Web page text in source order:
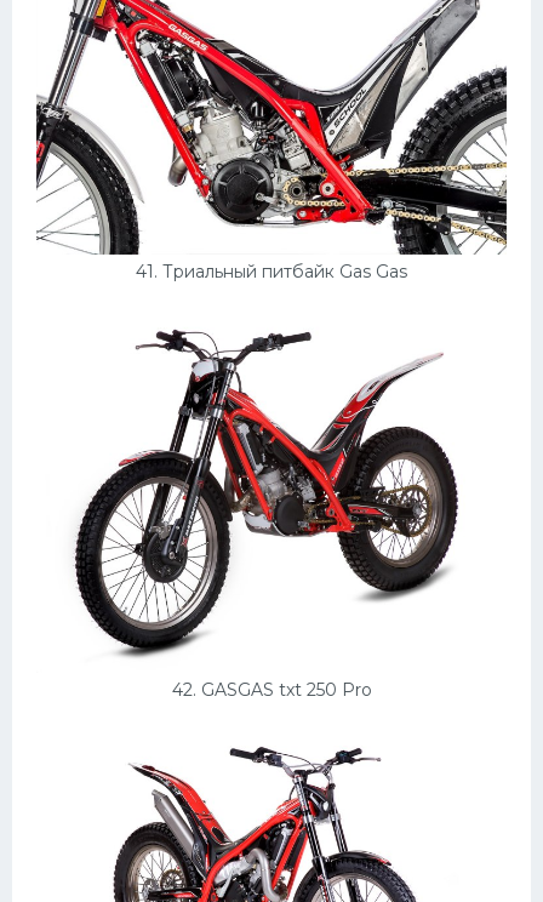
41. Триальный питбайк Gas Gas
42. GASGAS txt 250 Pro